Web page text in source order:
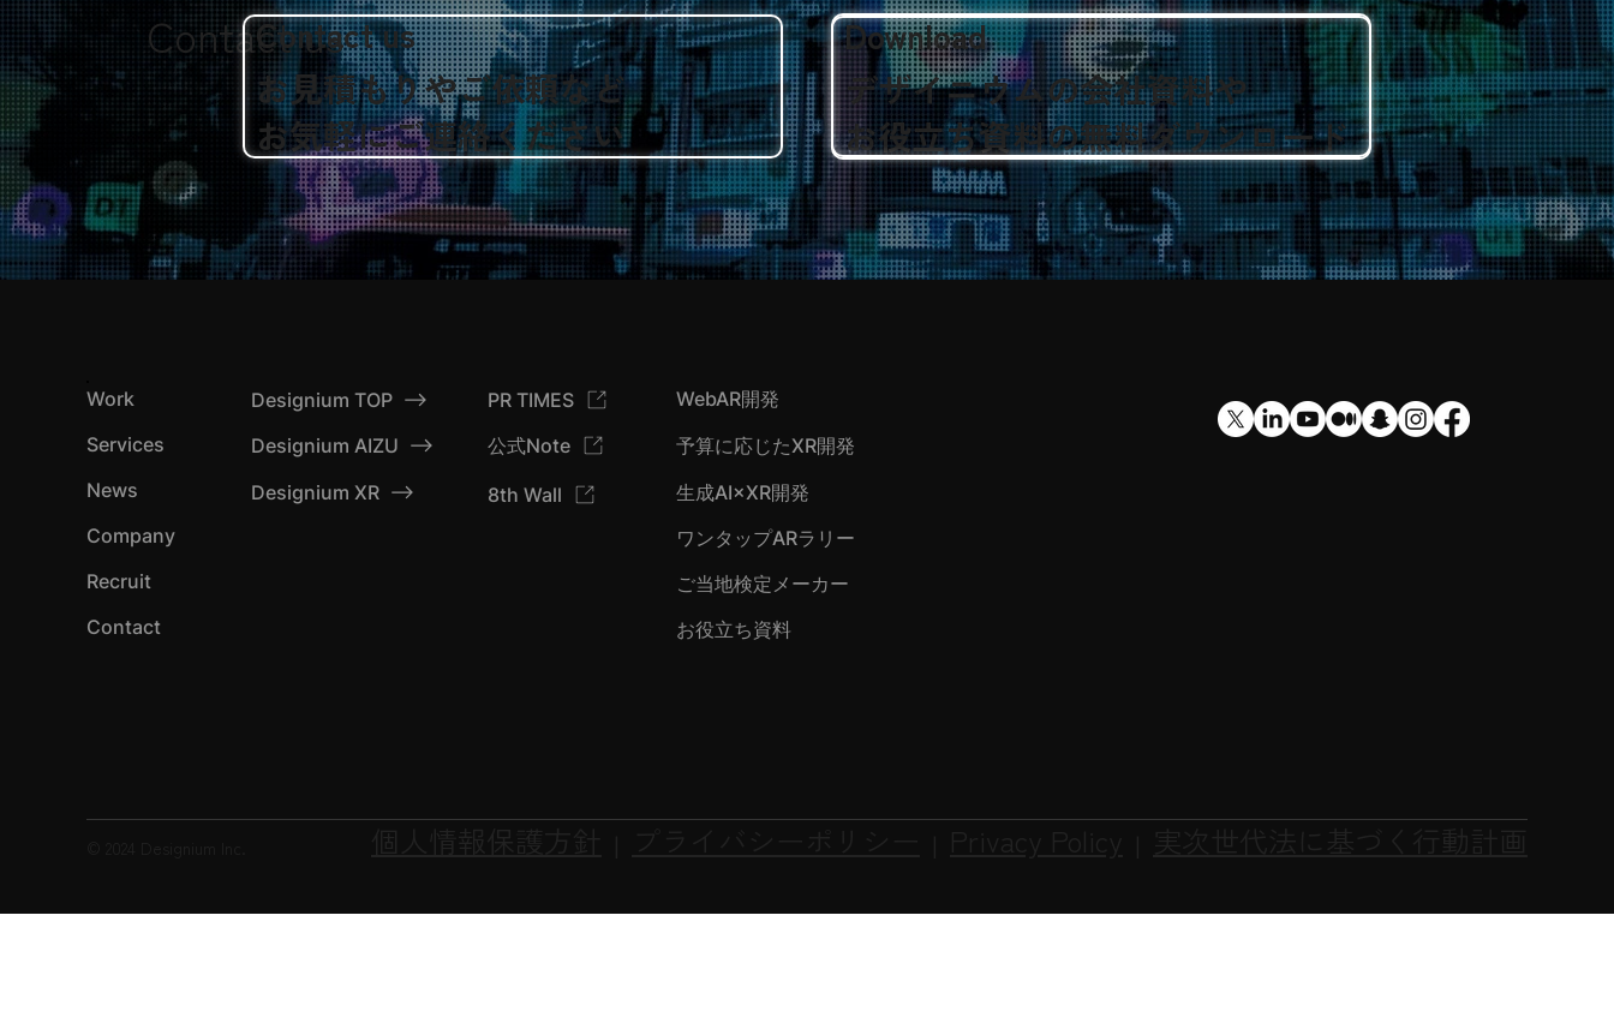
Contact us
Contact us
お見積もりやご依頼など
​お気軽にご連絡ください
Download
デザイニウムの会社資料や
​お役立ち資料の無料ダウンロード
Work
Services
News
Company
Recruit
Contact
Designium TOP
Designium AIZU
Designium XR
PR TIMES
公式Note
8th Wall
WebAR開発
予算に応じたXR開発
生成AI×XR開発
ワンタップARラリー
ご当地検定メーカー
お役立ち資料